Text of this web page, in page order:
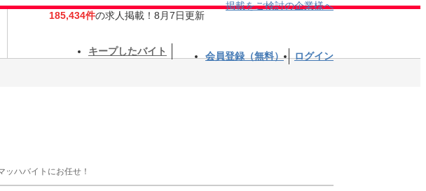
185,434件の求人掲載！8月7日更新
掲載をご検討の企業様へ
キープしたバイト 会員登録（無料） ログイン
ハバイトにお任せ！